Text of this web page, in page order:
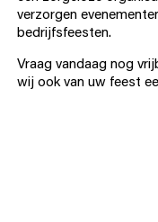
verzorgen
bedrijfsfeesten.
Vraag vandaag nog
wij ook van uw feest